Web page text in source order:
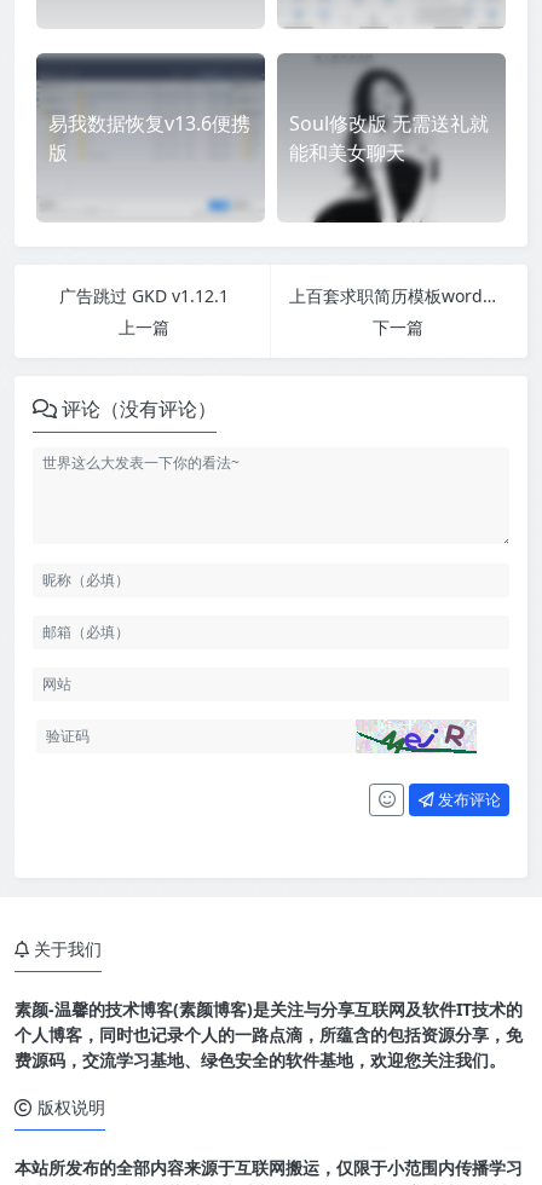
易我数据恢复v13.6便携
版
Soul修改版 无需送礼就
能和美女聊天
广告跳过 GKD v1.12.1
上一篇
上百套求职简历模板word电子版可编辑打印
下一篇
评论（没有评论）
发布评论
关于我们
素颜-温馨的技术博客(素颜博客)是关注与分享互联网及软件IT技术的
个人博客，同时也记录个人的一路点滴，所蕴含的包括资源分享，免
费源码，交流学习基地、绿色安全的软件基地，欢迎您关注我们。
版权说明
本站所发布的全部内容来源于互联网搬运，仅限于小范围内传播学习